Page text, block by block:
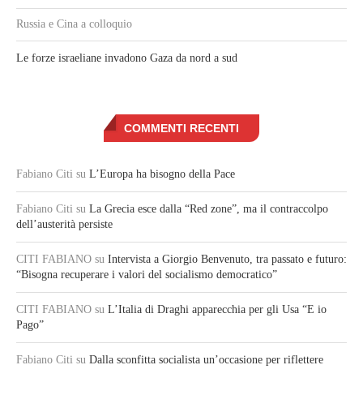
Russia e Cina a colloquio
Le forze israeliane invadono Gaza da nord a sud
COMMENTI RECENTI
Fabiano Citi su L’Europa ha bisogno della Pace
Fabiano Citi su La Grecia esce dalla “Red zone”, ma il contraccolpo
dell’austerità persiste
CITI FABIANO su Intervista a Giorgio Benvenuto, tra passato e futuro:
“Bisogna recuperare i valori del socialismo democratico”
CITI FABIANO su L’Italia di Draghi apparecchia per gli Usa “E io
Pago”
Fabiano Citi su Dalla sconfitta socialista un’occasione per riflettere